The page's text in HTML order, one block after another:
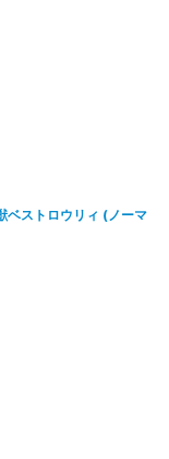
ストロウリィ (ノーマ